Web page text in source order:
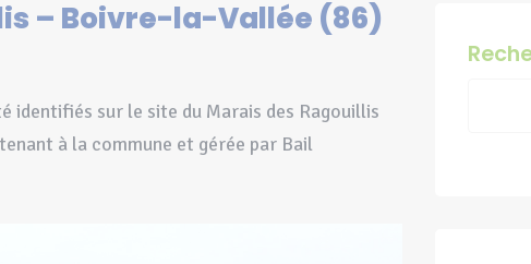
– Boivre-la-Vallée (86)
identifiés sur le site du Marais des Ragouillis
à la commune et gérée par Bail